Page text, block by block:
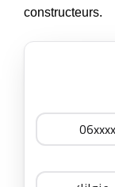
constructeurs.